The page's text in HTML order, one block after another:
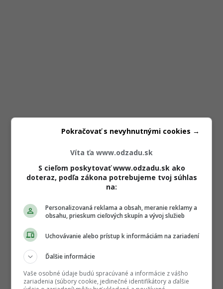
Víta ťa www.odzadu.sk
S cieľom poskytovať www.odzadu.sk ako
doteraz, podľa zákona potrebujeme tvoj súhlas
na:
Personalizovaná reklama a obsah, meranie reklamy a
obsahu, prieskum cieľových skupín a vývoj služieb
Uchovávanie alebo prístup k informáciám na zariadení
Ďalšie informácie
Vaše osobné údaje budú spracúvané a informácie z vášho
zariadenia (súbory cookie, jedinečné identifikátory a ďalšie
Pokračovať s nevyhnutnými cookies →